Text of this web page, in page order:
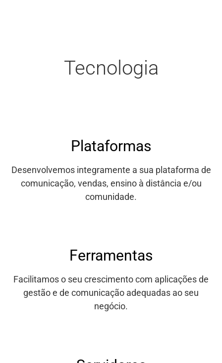
Tecnologia
Plataformas
Desenvolvemos integramente a sua plataforma de
comunicação, vendas, ensino à distância e/ou
comunidade.
Ferramentas
Facilitamos o seu crescimento com aplicações de
gestão e de comunicação adequadas ao seu
negócio.